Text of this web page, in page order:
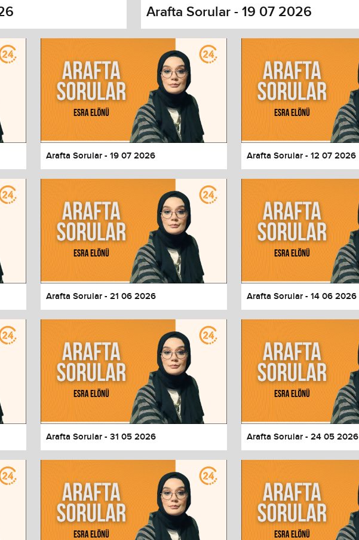
dialog
and close the window.
Done
Arafta Sorular - 19 07 2026
Arafta Sorular - 19 07 2026 Arafta Sorular - 12 07 2026
Arafta Sorular - 21 06 2026 Arafta Sorular - 14 06 2026
Arafta Sorular - 31 05 2026 Arafta Sorular - 24 05 2026